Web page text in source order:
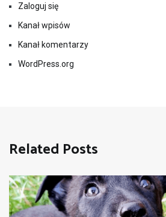
Zaloguj się
Kanał wpisów
Kanał komentarzy
WordPress.org
Related Posts